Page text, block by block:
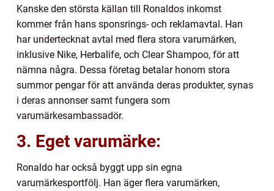
Kanske den största källan till Ronaldos inkomst
kommer från hans sponsrings- och reklamavtal. Han
har undertecknat avtal med flera stora varumärken,
inklusive Nike, Herbalife, och Clear Shampoo, för att
nämna några. Dessa företag betalar honom stora
summor pengar för att använda deras produkter, synas
i deras annonser samt fungera som
varumärkesambassadör.
3. Eget varumärke:
Ronaldo har också byggt upp sin egna
varumärkesportfölj. Han äger flera varumärken,